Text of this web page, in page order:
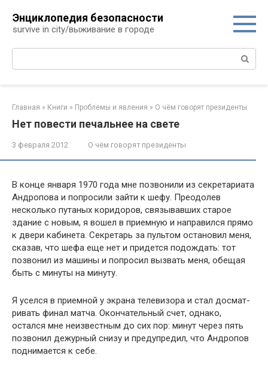
контенту
Энциклопедия безопасности
survive in city/выживание в городе
Поиск:
Главная » Книги » Проблемы и явления » О чём говорят президенты
Нет повести печальнее на свете
3 февраля 2012 О чём говорят президенты
В конце января 1970 года мне позвонили из секретариа­та
Андропова и попросили зайти к шефу. Преодолев
несколь­ко путаных коридоров, связывавших старое
здание с новым, я вошел в приемную и направился прямо
к двери кабинета. Секретарь за пультом остановил меня,
сказав, что шефа еще нет и придется подождать: тот
позвонил из машины и попро­сил вызвать меня, обещая
быть с минуты на минуту.
Я уселся в приемной у экрана телевизора и стал досмат­
ривать финал матча. Окончательный счет, однако,
остался мне неизвестным до сих пор: минут через пять
позвонил дежур­ный снизу и предупредил, что Андропов
поднимается к себе.